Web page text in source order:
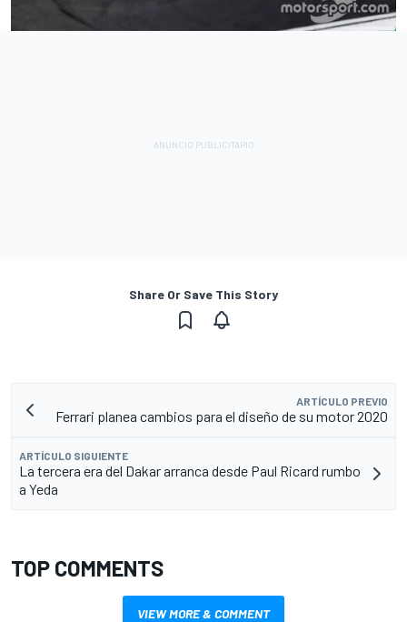
Share Or Save This Story
ARTÍCULO PREVIO
Ferrari planea cambios para el diseño de su motor 2020
ARTÍCULO SIGUIENTE
La tercera era del Dakar arranca desde Paul Ricard rumbo
a Yeda
TOP COMMENTS
VIEW MORE & COMMENT